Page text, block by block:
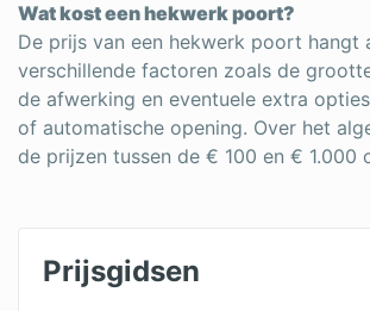
Wat kost een hekwerk poort?
De prijs van een hekwerk poort hangt
verschillende factoren zoals de
de afwerking en eventuele extra
of automatische opening. Over het
de prijzen tussen de € 100 en € 1.000
Prijsgidsen